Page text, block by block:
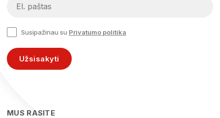
Susipažinau su Privatumo politika
Užsisakyti
MUS RASITE